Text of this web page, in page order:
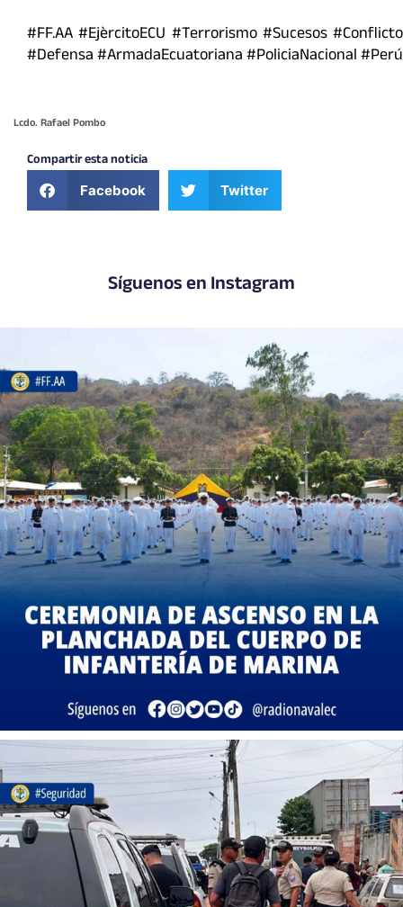
#FF.AA #EjèrcitoECU #Terrorismo #Sucesos #Conflicto
#Defensa #ArmadaEcuatoriana #PoliciaNacional #Perú
Lcdo. Rafael Pombo
Compartir esta noticia
Facebook Twitter
Síguenos en Instagram